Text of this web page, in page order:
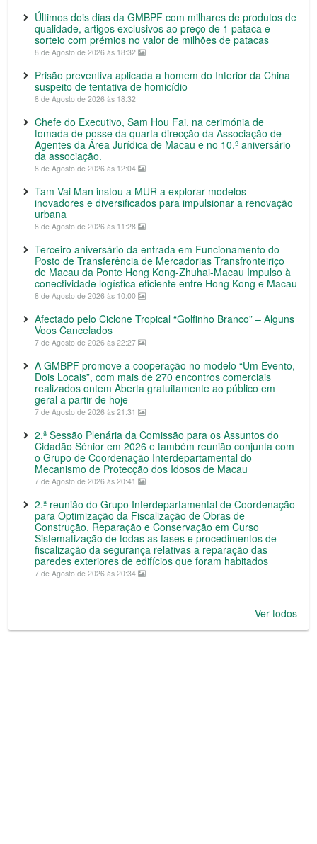
Últimos dois dias da GMBPF com milhares de produtos de
qualidade, artigos exclusivos ao preço de 1 pataca e
sorteio com prémios no valor de milhões de patacas
8 de Agosto de 2026 às 18:32
Prisão preventiva aplicada a homem do Interior da China
suspeito de tentativa de homicídio
8 de Agosto de 2026 às 18:32
Chefe do Executivo, Sam Hou Fai, na cerimónia de
tomada de posse da quarta direcção da Associação de
Agentes da Área Jurídica de Macau e no 10.º aniversário
da associação.
8 de Agosto de 2026 às 12:04
Tam Vai Man instou a MUR a explorar modelos
inovadores e diversificados para impulsionar a renovação
urbana
8 de Agosto de 2026 às 11:28
Terceiro aniversário da entrada em Funcionamento do
Posto de Transferência de Mercadorias Transfronteiriço
de Macau da Ponte Hong Kong-Zhuhai-Macau Impulso à
conectividade logística eficiente entre Hong Kong e Macau
8 de Agosto de 2026 às 10:00
Afectado pelo Ciclone Tropical “Golfinho Branco” – Alguns
Voos Cancelados
7 de Agosto de 2026 às 22:27
A GMBPF promove a cooperação no modelo “Um Evento,
Dois Locais”, com mais de 270 encontros comerciais
realizados ontem Aberta gratuitamente ao público em
geral a partir de hoje
7 de Agosto de 2026 às 21:31
2.ª Sessão Plenária da Comissão para os Assuntos do
Cidadão Sénior em 2026 e também reunião conjunta com
o Grupo de Coordenação Interdepartamental do
Mecanismo de Protecção dos Idosos de Macau
7 de Agosto de 2026 às 20:41
2.ª reunião do Grupo Interdepartamental de Coordenação
para Optimização da Fiscalização de Obras de
Construção, Reparação e Conservação em Curso
Sistematização de todas as fases e procedimentos de
fiscalização da segurança relativas a reparação das
paredes exteriores de edifícios que foram habitados
7 de Agosto de 2026 às 20:34
Ver todos